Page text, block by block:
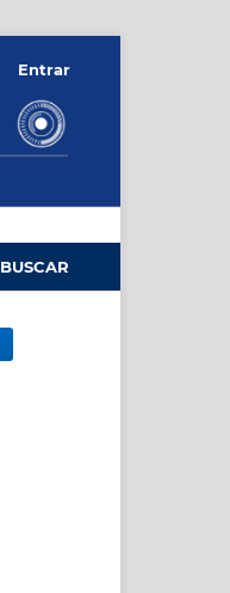
BUSCAR
Entrar